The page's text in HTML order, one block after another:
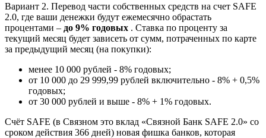
Вариант 2. Перевод части собственных средств на счет SAFE
2.0, где ваши денежки будут ежемесячно обрастать
процентами – до 9% годовых . Ставка по проценту за
текущий месяц будет зависеть от сумм, потраченных по карте
за предыдущий месяц (на покупки):
менее 10 000 рублей - 8% годовых;
от 10 000 до 29 999,99 рублей включительно - 8% + 0,5%
годовых;
от 30 000 рублей и выше - 8% + 1% годовых.
Счёт SAFE (в Связном это вклад «Связной Банк SAFE 2.0» со
сроком действия 366 дней) новая фишка банков, которая